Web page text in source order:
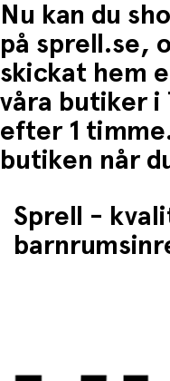
Nu kan du
på sprell.se,
skickat hem
våra butiker i
efter 1
butiken når
Sprell -